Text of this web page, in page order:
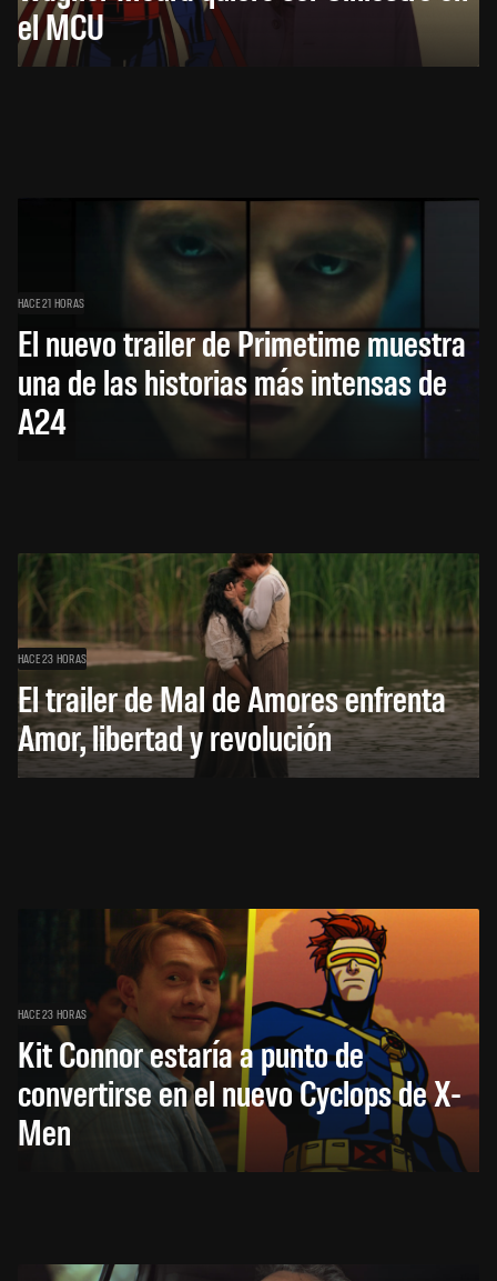
el MCU
HACE 21 HORAS
El nuevo trailer de Primetime muestra
una de las historias más intensas de
A24
HACE 23 HORAS
El trailer de Mal de Amores enfrenta
Amor, libertad y revolución
HACE 23 HORAS
Kit Connor estaría a punto de
convertirse en el nuevo Cyclops de X-
Men